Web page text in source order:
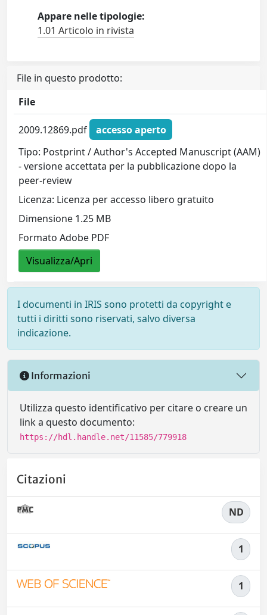
Appare nelle tipologie:
1.01 Articolo in rivista
File in questo prodotto:
File
2009.12869.pdf
accesso aperto
Tipo: Postprint / Author's Accepted Manuscript (AAM)
- versione accettata per la pubblicazione dopo la
peer-review
Licenza: Licenza per accesso libero gratuito
Dimensione 1.25 MB
Formato Adobe PDF
Visualizza/Apri
I documenti in IRIS sono protetti da copyright e
tutti i diritti sono riservati, salvo diversa
indicazione.
Informazioni
Utilizza questo identificativo per citare o creare un
link a questo documento:
https://hdl.handle.net/11585/779918
Citazioni
ND
1
1